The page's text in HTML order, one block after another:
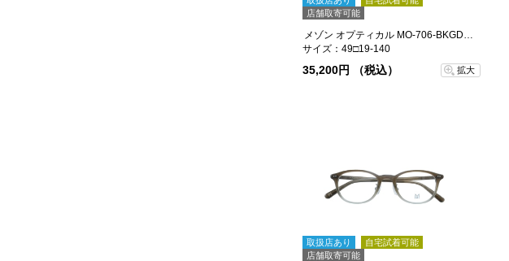
店舗取寄可能
メゾン オプティカル MO-706-BKGD-49
サイズ：49□19-140
35,200円 （税込） 拡大
取扱店あり
自宅試着可能
店舗取寄可能